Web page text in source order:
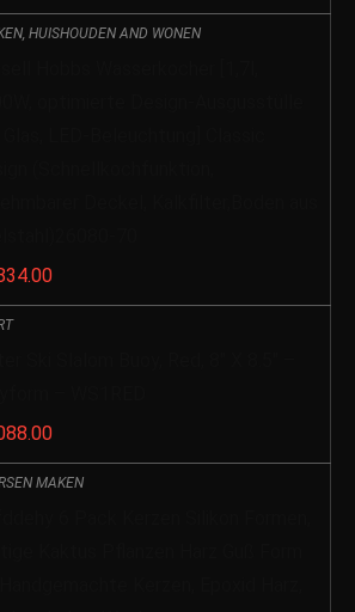
HUISHOUDEN AND WONEN
MAKEN